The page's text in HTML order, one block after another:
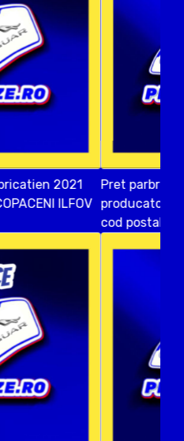
an fabricatien 2015
in DUMBRAVENI ILFOV